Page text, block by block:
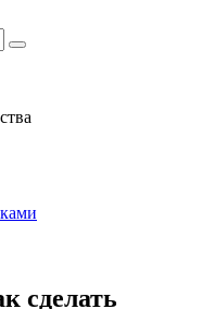
сделать